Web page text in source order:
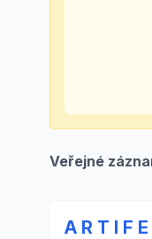
Veřejné
A R T I F